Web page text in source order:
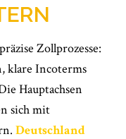
Zollprozesse:
klare Incoterms
Hauptachsen
sich mit
Deutschland